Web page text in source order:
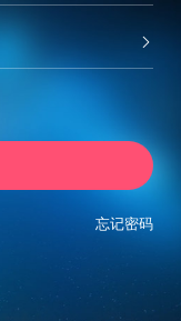

忘记密码